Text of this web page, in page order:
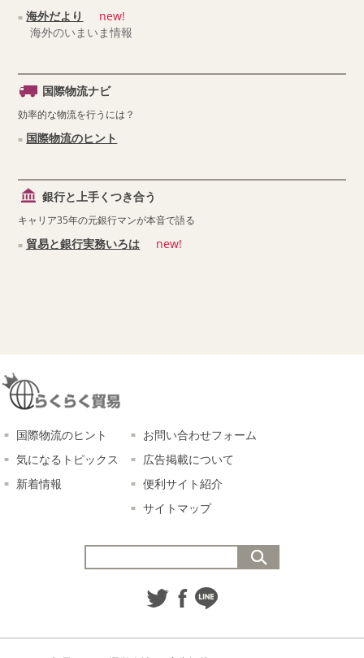
海外だより
new!
海外のいまいま情報
国際物流ナビ
効率的な物流を行うには？
国際物流のヒント
銀行と上手くつき合う
キャリア35年の元銀行マンが本音で語る
貿易と銀行実務いろは new!
国際物流のヒント
気になるトピックス
新着情報
お問い合わせフォーム
広告掲載について
便利サイト紹介
サイトマップ